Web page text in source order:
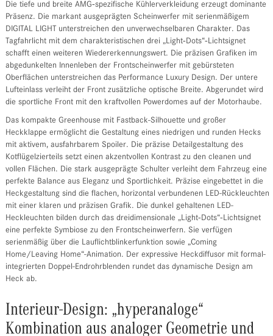
Die tiefe und breite AMG‑spezifische Kühlerverkleidung erzeugt dominante
Präsenz. Die markant ausgeprägten Scheinwerfer mit serienmäßigem
DIGITAL LIGHT unterstreichen den unverwechselbaren Charakter. Das
Tagfahrlicht mit dem charakteristischen drei „Light‑Dots“‑Lichtsignet
schafft einen weiteren Wiedererkennungswert. Die präzisen Grafiken im
abgedunkelten Innenleben der Frontscheinwerfer mit gebürsteten
Oberflächen unterstreichen das Performance Luxury Design. Der untere
Lufteinlass verleiht der Front zusätzliche optische Breite. Abgerundet wird
die sportliche Front mit den kraftvollen Powerdomes auf der Motorhaube.
Das kompakte Greenhouse mit Fastback-Silhouette und großer
Heckklappe ermöglicht die Gestaltung eines niedrigen und runden Hecks
mit aktivem, ausfahrbarem Spoiler. Die präzise Detailgestaltung des
Kotflügelzierteils setzt einen akzentvollen Kontrast zu den cleanen und
vollen Flächen. Die stark ausgeprägte Schulter verleiht dem Fahrzeug eine
perfekte Balance aus Eleganz und Sportlichkeit. Präzise eingebettet in die
Heckgestaltung sind die flachen, horizontal verbundenen LED-Rückleuchten
mit einer klaren und präzisen Grafik. Die dunkel gehaltenen LED-
Heckleuchten bilden durch das dreidimensionale „Light‑Dots“‑Lichtsignet
eine perfekte Symbiose zu den Frontscheinwerfern. Sie verfügen
serienmäßig über die Lauflichtblinkerfunktion sowie „Coming
Home/Leaving Home“-Animation. Der expressive Heckdiffusor mit formal-
integrierten Doppel-Endrohrblenden rundet das dynamische Design am
Heck ab.
Interieur-Design: „hyperanaloge“
Kombination aus analoger Geometrie und